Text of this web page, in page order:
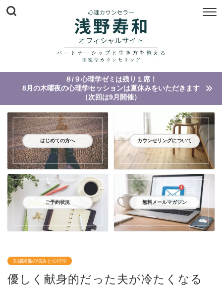
８/９心理学ゼミは残り１席！
8月の木曜夜の心理学セッションは夏休みをいただきます
（次回は9月開催）
はじめての方へ カウンセリングについて
ご予約状況 無料メールマガジン
夫婦関係の悩みと心理学
優しく献身的だった夫が冷たくなる